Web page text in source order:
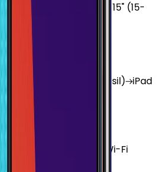
2019)
Air 15" (15-
Air (6. Nesil) (9. Nesil) iPad
Plus 256 GB 12.4 inç Wi-Fi